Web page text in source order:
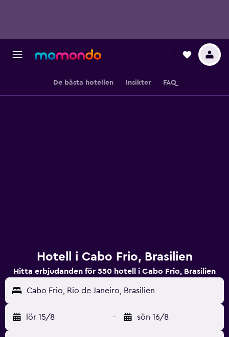
De bästa hotellen Insikter FAQ
Hotell i Cabo Frio, Brasilien
Hitta erbjudanden för 550 hotell i Cabo Frio, Brasilien
Cabo Frio, Rio de Janeiro, Brasilien
lör 15/8 - sön 16/8